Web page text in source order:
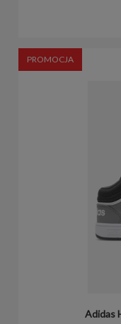
Adidas
PROMOCJA